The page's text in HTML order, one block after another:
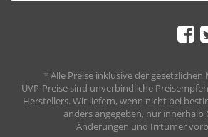
*Alle Preise inklusive der
UVP-Preise sind unverbindliche
Herstellers. Wir liefern, wenn nicht bei
anders angegeben, nur innerhalb
Änderungen und Irrtümer